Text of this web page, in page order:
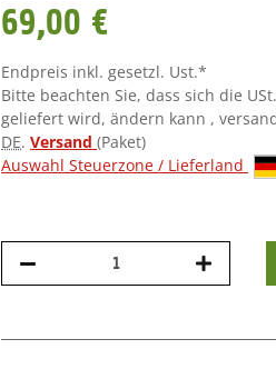
69,00 €
Endpreis inkl. gesetzl. Ust.*
Bitte beachten Sie, dass sich die
geliefert wird, ändern kann ,
DE. Versand (Paket)
Auswahl Steuerzone / Lieferland